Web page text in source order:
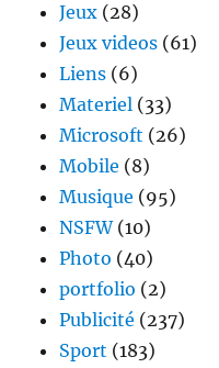
Jeux (28)
Jeux videos (61)
Liens (6)
Materiel (33)
Microsoft (26)
Mobile (8)
Musique (95)
NSFW(10)
Photo (40)
portfolio (2)
Publicité (237)
Sport (183)